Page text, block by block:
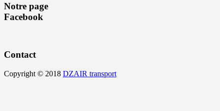
Notre page
Facebook
Contact
Copyright © 2018 DZAIR transport